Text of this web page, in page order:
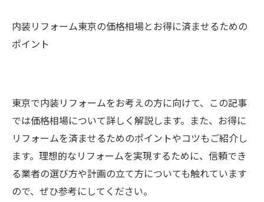
内装リフォーム東京の価格相場とお得に済ませるための
ポイント
東京で内装リフォームをお考えの方に向けて、この記事
では価格相場について詳しく解説します。また、お得に
リフォームを済ませるためのポイントやコツもご紹介し
ます。理想的なリフォームを実現するために、信頼でき
る業者の選び方や計画の立て方についても触れています
ので、ぜひ参考にしてください。